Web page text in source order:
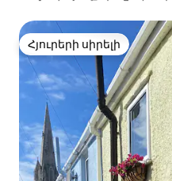
Հյուրերի սիրելի
Հյուրերի սիրելի